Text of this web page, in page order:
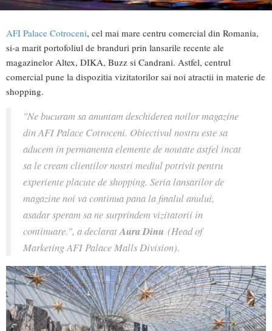
AFI Palace Cotroceni, cel mai mare centru comercial din Romania,
si-a marit portofoliul de branduri prin lansarile recente ale
magazinelor Altex, DIKA, Buzz si Candrani. Astfel, centrul
comercial pune la dispozitia vizitatorilor sai noi atractii in materie de
shopping.
"Ne bucuram sa anuntam deschiderea noilor magazine
din AFI Palace Cotroceni. Obiectivul nostru este sa
aducem in permanenta elemente de noutate astfel incat
sa le cream clientilor nostri mediul potrivit pentru
experiente placute de shopping. Seria lansarilor de
magazine noi va continua pana la finalul anului,
asadar speram sa ne surprindem vizitatorii in
continuare.", a declaratAura Dinu (Head of
Marketing AFI Palace Malls Division).